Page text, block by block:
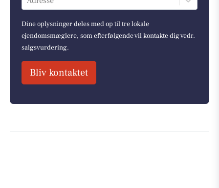
Dine oplysninger deles med op til tre lokale
ejendomsmæglere, som efterfølgende vil kontakte dig vedr.
salgsvurdering.
Bliv kontaktet